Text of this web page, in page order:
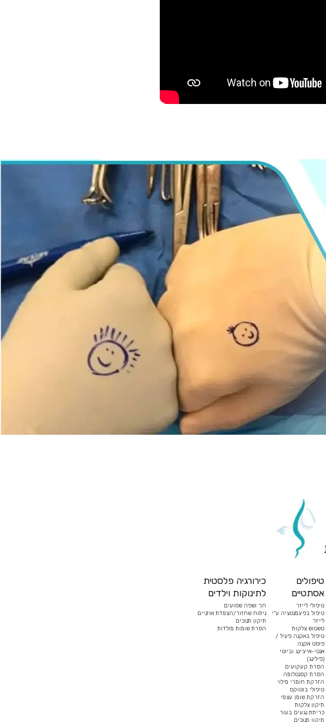
טיפולים
אסתטיים
טיפולי לייזר
טיפול בפיגמנטציה ע”י
לייזר
טשטוש צלקות
טיפול באקנה פעיל /
פוסט אקנה
אנטי-אייג׳ינג וביוטי
(פילינג)
הסרת קעקועים
הסרת קסנטלומה
הזרקת חומרי מילוי
טיפולי בוטוקס
הזרקת שומן עצמי
תיקון צלקות
כריתת נגעים בעור
תיקון תנוכים
כירורגיה פלסטית
לתינוקות וילדים
חך ושפה שסועים
ניתוח שחזור/הצמדת אוזניים
תיקון תנוכים
הסרת שומות מולדות